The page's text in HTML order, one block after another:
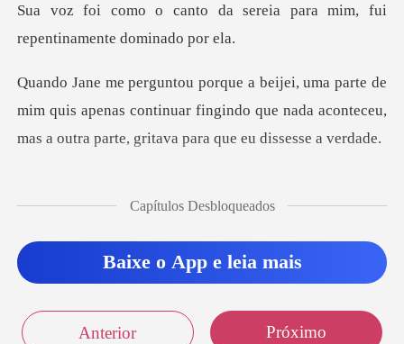
Loja
Sair
sereia para mim, fui
repen
im quis apenas continuar fingindo que nada aconteceu,
ma
Capítulos Desbloqueados
Baixe o App e leia mais
Anterior Próximo